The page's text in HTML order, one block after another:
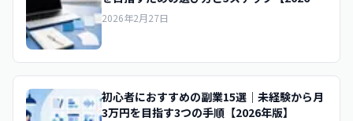
版】
2026年2月27日
初心者におすすめの副業15選｜未経験から月
3万円を目指す3つの手順【2026年版】